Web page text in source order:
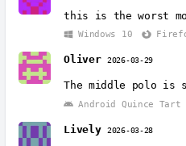
this is the worst mod
Windows 10
Oliver 2026-03-29
The middle polo is
Android Quince Tart
Lively2026-03-28